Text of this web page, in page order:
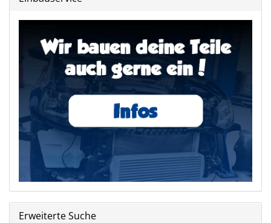
Erweiterte Suche